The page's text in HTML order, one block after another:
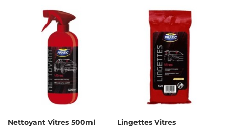
Nettoyant Vitres 500ml
Lingettes Vitres